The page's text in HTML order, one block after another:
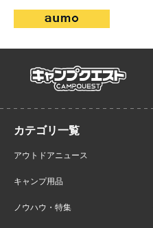
campquest
アウトドアニュース
キャンプ用品
ノウハウ・特集